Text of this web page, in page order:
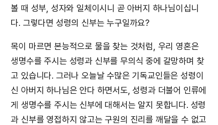
볼 때 성부, 성자와 일체이시니 곧 아버지 하나님이십니
다. 그렇다면 성령의 신부는 누구일까요?
목이 마르면 본능적으로 물을 찾는 것처럼, 우리 영혼은
생명수를 주시는 성령과 신부를 무의식 중에 갈망하며 찾
고 있습니다. 그러나 오늘날 수많은 기독교인들은 성령이
신 아버지 하나님은 안다 하면서도, 성령과 더불어 인류에
게 생명수를 주시는 신부에 대해서는 알지 못합니다. 성령
과 신부를 영접하지 않고는 구원의 진리를 깨달을 수 없고